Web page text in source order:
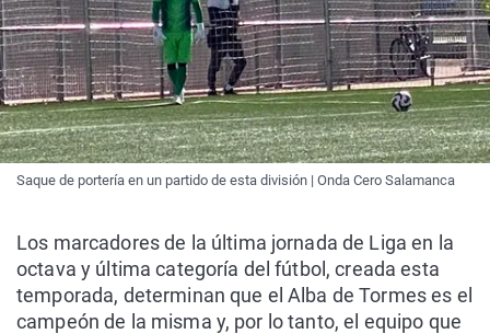
Saque de portería en un partido de esta división | Onda Cero Salamanca
Los marcadores de la última jornada de Liga en la
octava y última categoría del fútbol, creada esta
temporada, determinan que el Alba de Tormes es el
campeón de la misma y, por lo tanto, el equipo que